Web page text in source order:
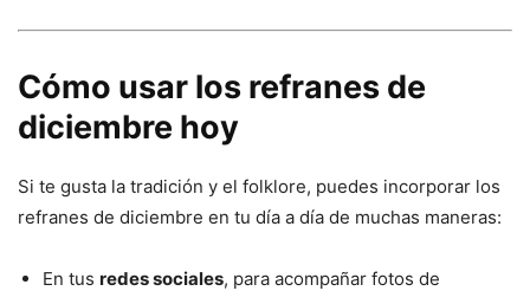
Cómo usar los refranes de
diciembre hoy
Si te gusta la tradición y el folklore, puedes incorporar los
refranes de diciembre en tu día a día de muchas maneras:
En tus redes sociales, para acompañar fotos de